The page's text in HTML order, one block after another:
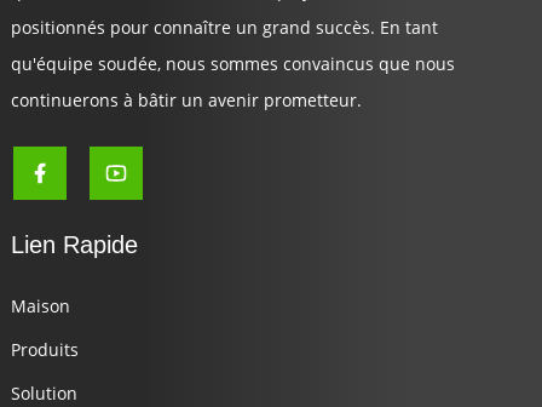
positionnés pour connaître un grand succès. En tant
qu'équipe soudée, nous sommes convaincus que nous
continuerons à bâtir un avenir prometteur.
Lien Rapide
Maison
Produits
Solution